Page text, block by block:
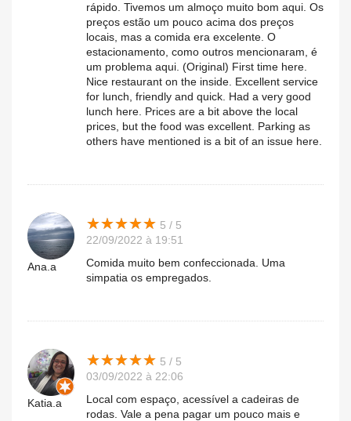
rápido. Tivemos um almoço muito bom aqui. Os
preços estão um pouco acima dos preços
locais, mas a comida era excelente. O
estacionamento, como outros mencionaram, é
um problema aqui. (Original) First time here.
Nice restaurant on the inside. Excellent service
for lunch, friendly and quick. Had a very good
lunch here. Prices are a bit above the local
prices, but the food was excellent. Parking as
others have mentioned is a bit of an issue here.
Ana.a
★★★★★
★★★★★ 5 / 5
22/09/2022 à 19:51
Comida muito bem confeccionada. Uma
simpatia os empregados.
Katia.a
★★★★★
★★★★★ 5 / 5
03/09/2022 à 22:06
Local com espaço, acessível a cadeiras de
rodas. Vale a pena pagar um pouco mais e